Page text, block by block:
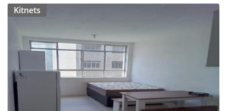
Kitnets